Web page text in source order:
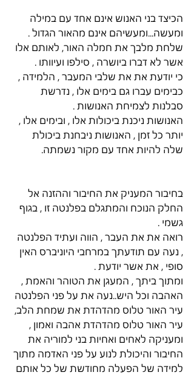
הכיצד בני האנוש אינם אחד עם במילה
ומעשה...ומעשיהם אינם מהאור הגדול .
שלחת מלבך את חמלה האור, לאותם אלו
אשר לא דברו ביושרה , סילפו ועיוותו .
כי יודעת את את שלבי המעבר , הלמידה ,
כבימים עברו גם בימים אלו , נדרשת
סבלנות לצמיחת האנושות .
האנושות ניכנת ביכולות אלו , ובימים אלו ,
יותר כל זמן , האנושות ניבחנת ביכולת
שלה להיות אחד עם מקור נשמתה.
בחיבור המעניק את החיבור וההזנה אל
החלק הנוכח והמתגלם בפלנטה זו , בגוף
גשמי .
רואה את את העבר , הווה ועתיד הפלנטה
, נעה עם תודעתך במרחבי היוניברס האין
סופי , את אשר יודעת .
ומתוך ביתך , המעגן את הטוהר והאמת ,
האהבה וכל היש..נעה את על פני הפלנטה
עיר האור טלוס מהדהדת את שמחת הלב,
עיר האור טלוס מהדהדת אהבה ואמון ,
ומעניקה לאחים ואחיות בני למוריה את
החיבור והיכולת לנוע על פני האדמה מתוך
למידה של הפעלה מחודשת של כל אותם